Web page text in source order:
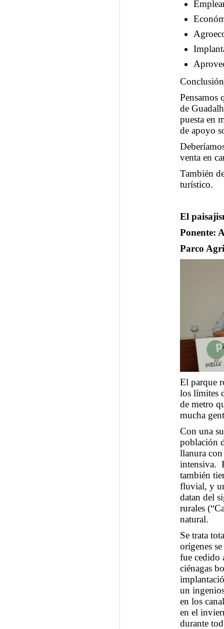
Pensamos
de
puesta en
de apoyo
venta en
También
turístico.
El
Ponente:
Parco
El parque
los límites
de metro
mucha
Con una
población
llanura
intensiva.
también
fluvial, y
datan del
rurales
natural.
Se trata
orígenes
fue cedido
ciénagas
un
en los
en el
durante